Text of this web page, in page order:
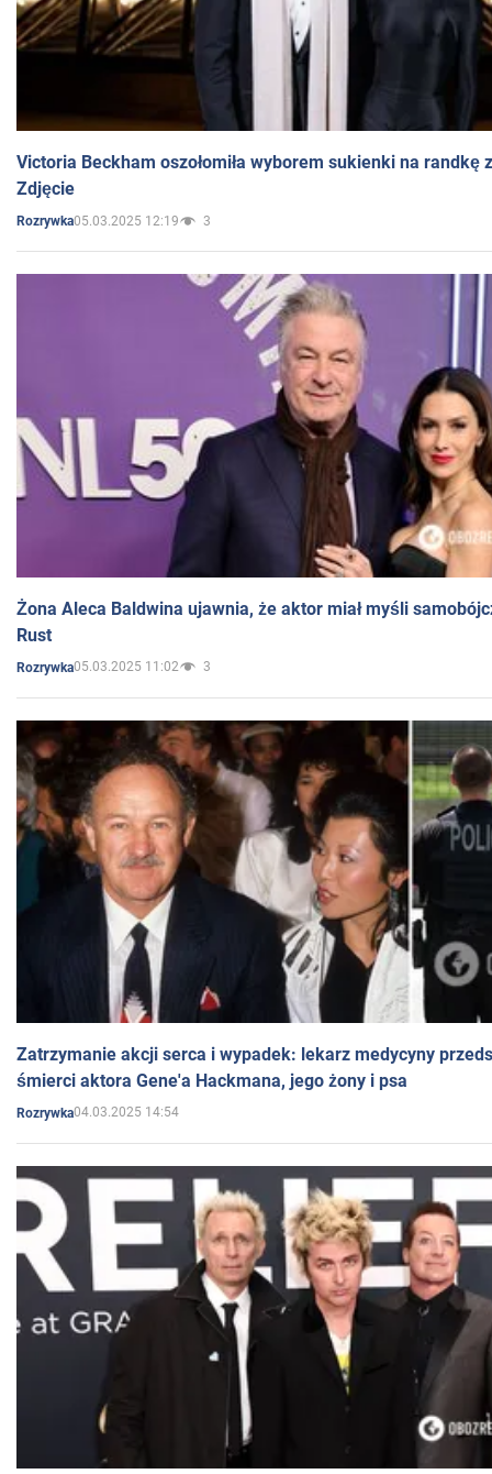
Victoria Beckham oszołomiła wyborem sukienki na randkę
Zdjęcie
Rozrywka05.03.2025 12:19 3
Żona Aleca Baldwina ujawnia, że aktor miał myśli
Rust
Rozrywka05.03.2025 11:02 3
Zatrzymanie akcji serca i wypadek: lekarz medycyny
śmierci aktora Gene'a Hackmana, jego żony i psa
Rozrywka04.03.2025 14:54